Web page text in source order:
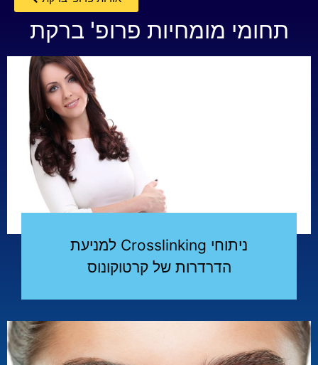
תחומי מומחיות פרופ' ברקת
ניתוחי Crosslinking למניעת
הדרדרות של קרטוקונוס